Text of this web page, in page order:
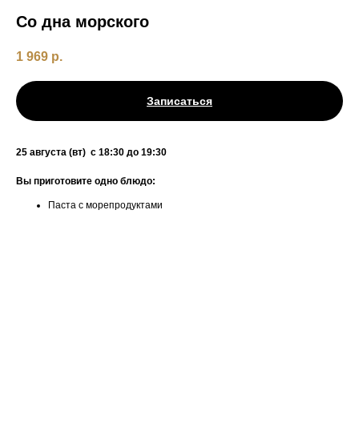
Со дна морского
1 969 р.
Записаться
25 августа (вт) с 18:30 до 19:30
Вы приготовите одно блюдо:
Паста с морепродуктами